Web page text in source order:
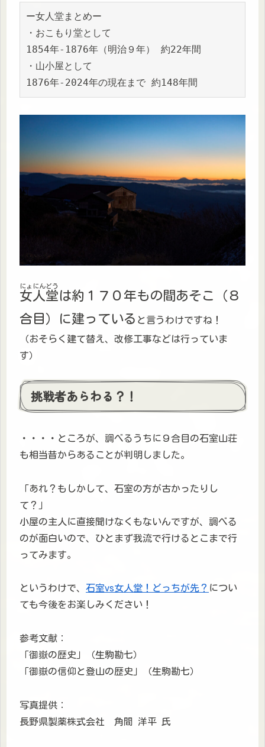
ー女人堂まとめー
・おこもり堂として
1854年-1876年（明治９年） 約22年間
・山小屋として
1876年-2024年の現在まで 約148年間
女人堂
にょにんどう
は約１７０年もの間あそこ（８
合目）に建っている と言うわけですね！
（おそらく建て替え、改修工事などは行っていま
す）
挑戦者あらわる？！
・・・・ところが、調べるうちに９合目の石室山荘
も相当昔からあることが判明しました。
「あれ？もしかして、石室の方が古かったりし
て？」
小屋の主人に直接聞けなくもないんですが、調べる
のが面白いので、ひとまず我流で行けるとこまで行
ってみます。
というわけで、 石室vs女人堂！どっちが先？ につい
ても今後をお楽しみください！
参考文献：
「御嶽の歴史」（生駒勘七）
「御嶽の信仰と登山の歴史」（生駒勘七）
写真提供：
長野県製薬株式会社 角間 洋平 氏